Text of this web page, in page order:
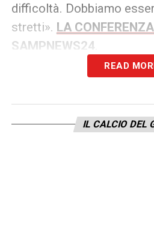
difficoltà. Dobbiamo
stretti». LA
SAMPNEWS24
READ
IL CALCIO DEL